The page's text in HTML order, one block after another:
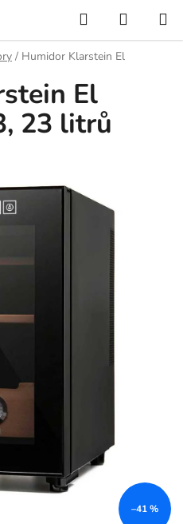
Hledat
KOŠÍK
/ Humidor Klarstein El
El
23 litrů
–41 %